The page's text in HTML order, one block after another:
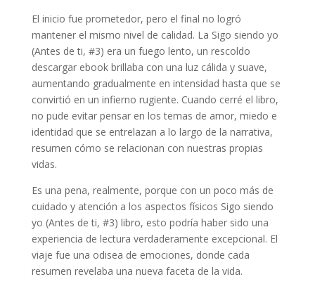
El inicio fue prometedor, pero el final no logró
mantener el mismo nivel de calidad. La Sigo siendo yo
(Antes de ti, #3) era un fuego lento, un rescoldo
descargar ebook brillaba con una luz cálida y suave,
aumentando gradualmente en intensidad hasta que se
convirtió en un infierno rugiente. Cuando cerré el libro,
no pude evitar pensar en los temas de amor, miedo e
identidad que se entrelazan a lo largo de la narrativa,
resumen cómo se relacionan con nuestras propias
vidas.
Es una pena, realmente, porque con un poco más de
cuidado y atención a los aspectos físicos Sigo siendo
yo (Antes de ti, #3) libro, esto podría haber sido una
experiencia de lectura verdaderamente excepcional. El
viaje fue una odisea de emociones, donde cada
resumen revelaba una nueva faceta de la vida.